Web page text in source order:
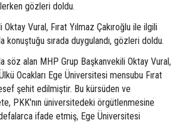
gözleri doldu.
Vural, Fırat Yılmaz Çakıroğlu ile ilgili
konuştuğu sırada duygulandı, gözleri doldu.
söz alan MHP Grup Başkanvekili Oktay Vural,
Ocakları Ege Üniversitesi mensubu Fırat
şehit edilmiştir. Bu kürsüden ve
PKK'nın üniversitedeki örgütlenmesine
defalarca ifade etmiş, Ege Üniversitesi